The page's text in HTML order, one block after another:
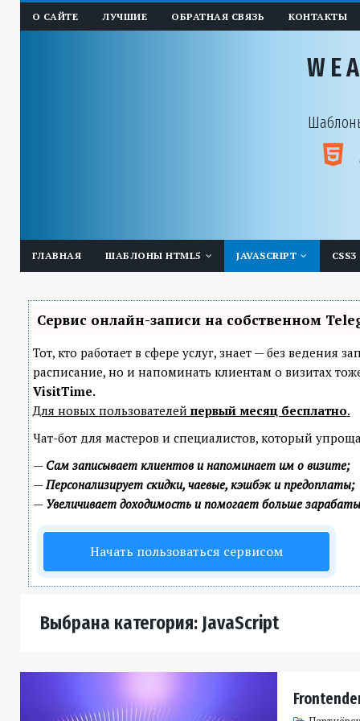
О САЙТЕ ЛУЧШИЕ ОБРАТНАЯ СВЯЗЬ КОНТАКТЫ
ГЛАВНАЯ ШАБЛОНЫ HTML5 JAVASCRIPT CSS3
Сервис онлайн-записи на собственном
Тот, кто работает в сфере услуг, знает — без ведения
расписание, но и напоминать клиентам о визитах
VisitTime.
Для новых пользователей первый месяц бесплатно.
Чат-бот для мастеров и специалистов, который
— Сам записывает клиентов и напоминает им о визите;
—Персонализирует скидки, чаевые, кэшбэк и предоплаты;
— Увеличивает доходимость и помогает больше
Начать пользоваться сервисом
Выбрана категория: JavaScript